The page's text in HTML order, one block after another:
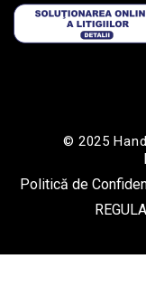
© 2025
Politică de